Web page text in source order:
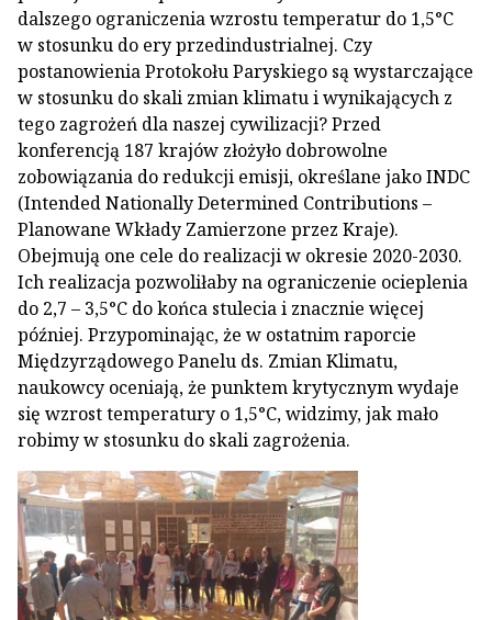
dalszego ograniczenia wzrostu temperatur do 1,5°C
w stosunku do ery przedindustrialnej. Czy
postanowienia Protokołu Paryskiego są wystarczające
w stosunku do skali zmian klimatu i wynikających z
tego zagrożeń dla naszej cywilizacji? Przed
konferencją 187 krajów złożyło dobrowolne
zobowiązania do redukcji emisji, określane jako INDC
(Intended Nationally Determined Contributions –
Planowane Wkłady Zamierzone przez Kraje).
Obejmują one cele do realizacji w okresie 2020-2030.
Ich realizacja pozwoliłaby na ograniczenie ocieplenia
do 2,7 – 3,5°C do końca stulecia i znacznie więcej
później. Przypominając, że w ostatnim raporcie
Międzyrządowego Panelu ds. Zmian Klimatu,
naukowcy oceniają, że punktem krytycznym wydaje
się wzrost temperatury o 1,5°C, widzimy, jak mało
robimy w stosunku do skali zagrożenia.